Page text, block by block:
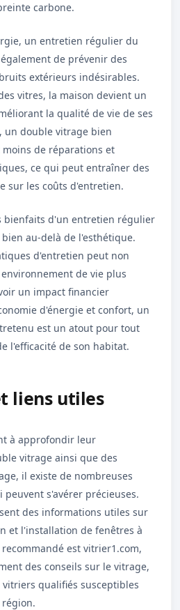
carbone.
un entretien régulier du
de prévenir des
extérieurs indésirables.
vitres, la maison devient un
la qualité de vie de ses
un double vitrage bien
de réparations et
ce qui peut entraîner des
sur les coûts d'entretien.
bienfaits d'un entretien régulier
au-delà de l'esthétique.
d'entretien peut non
de vie plus
un impact financier
d'énergie et confort, un
est un atout pour tout
l'efficacité de son habitat.
liens utiles
à approfondir leur
vitrage ainsi que des
il existe de nombreuses
s'avérer précieuses.
des informations utiles sur
et l'installation de fenêtres à
est vitrier1.com,
des conseils sur le vitrage,
qualifiés susceptibles